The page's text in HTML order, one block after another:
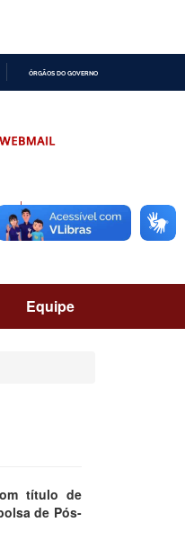
ÓRGÃOS DO GOVERNO
Equipe
título de
de Pós-